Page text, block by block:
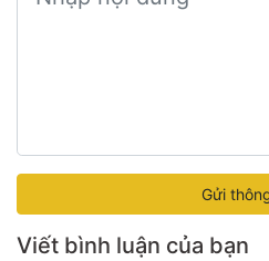
Gửi
Viết bình luận của bạn